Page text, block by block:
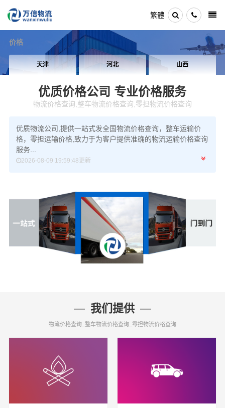
繁體
价格
天津 河北 山西
优质价格公司 专业价格服务
物流价格查询,整车物流价格查询,零担物流价格查询
优质物流公司,提供一站式发全国物流价格查询，整车运输价
格，零担运输价格,致力于为客户提供准确的物流运输价格查询
服务...
2026-08-09 19:59:48更新
我们提供
物流价格查询_整车物流价格查询_零担物流价格查询